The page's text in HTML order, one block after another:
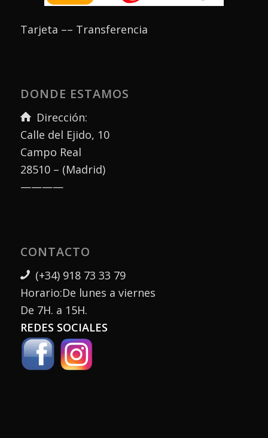
Tarjeta –– Transferencia
DONDE ESTAMOS
Dirección:
Calle del Ejido, 10
Campo Real
28510 – (Madrid)
————
CONTACTO
(+34) 918 73 33 79
Horario:De lunes a viernes
De 7H. a 15H.
REDES SOCIALES